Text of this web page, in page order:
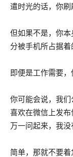
遣时光的话，你刷
但如果不是，你
分被手机所占据着
即便是工作需要，
你可能会说，我
喜欢在微信上发
万一问起来，我没
简单，那就不要着